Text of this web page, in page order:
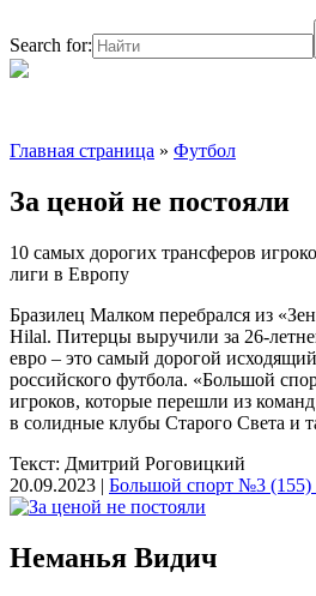
Search for:
Главная страница » Футбол
За ценой не постояли
10 самых дорогих трансферов
лиги в Европу
Бразилец Малком перебрался из
Hilal. Питерцы выручили за 26-
евро – это самый дорогой
российского футбола. «Большой
игроков, которые перешли из
в солидные клубы Старого Света и
Текст: Дмитрий Роговицкий
20.09.2023 | Большой спорт №3 (155)
Неманья Видич